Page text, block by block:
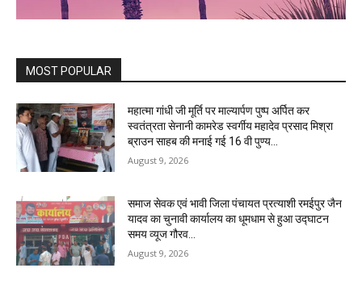
MOST POPULAR
महात्मा गांधी जी मूर्ति पर माल्यार्पण पुष्प अर्पित कर
स्वतंत्रता सेनानी कामरेड स्वर्गीय महादेव प्रसाद मिश्रा
ब्राउन साहब की मनाई गई 16 वी पुण्य...
August 9, 2026
समाज सेवक एवं भावी जिला पंचायत प्रत्याशी रमईपुर जैन
यादव का चुनावी कार्यालय का धूमधाम से हुआ उद्घाटन
समय व्यूज गौरव...
August 9, 2026